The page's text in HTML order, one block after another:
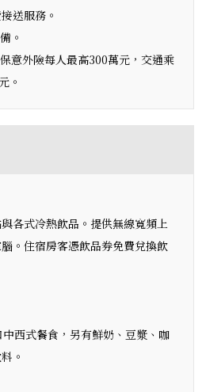
送服務。
。
意外險每人最高300萬元，交通乘
。
各式冷熱飲品。提供無線寬頻上
。住宿房客憑飲品券免費兌換飲
西式餐食，另有鮮奶、豆漿、咖
。